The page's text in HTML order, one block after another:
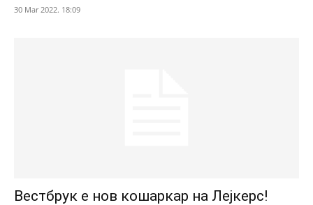
30 Mar 2022. 18:09
Вестбрук е нов кошаркар на Лејкерс!